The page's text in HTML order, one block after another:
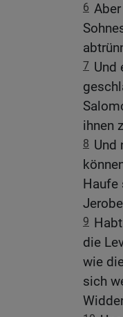
6
7 Und
ihnen
8 Und
Haufe
9
die
wie
sich